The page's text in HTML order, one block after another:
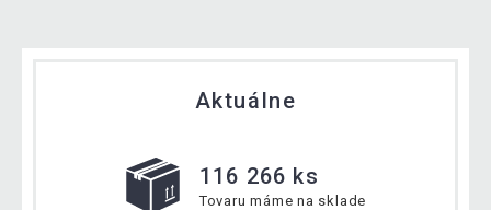
Aktuálne
116 266 ks
Tovaru máme na sklade